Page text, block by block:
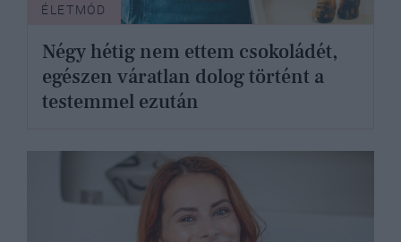
ÉLETMÓD
Négy hétig nem ettem csokoládét,
egészen váratlan dolog történt a
testemmel ezután